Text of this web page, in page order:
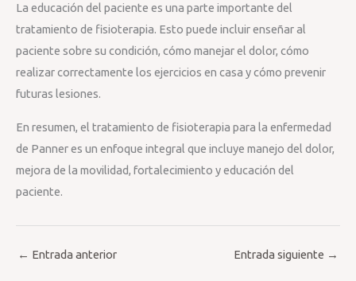
La educación del paciente es una parte importante del
tratamiento de fisioterapia. Esto puede incluir enseñar al
paciente sobre su condición, cómo manejar el dolor, cómo
realizar correctamente los ejercicios en casa y cómo prevenir
futuras lesiones.
En resumen, el tratamiento de fisioterapia para la enfermedad
de Panner es un enfoque integral que incluye manejo del dolor,
mejora de la movilidad, fortalecimiento y educación del
paciente.
← Entrada anterior Entrada siguiente →